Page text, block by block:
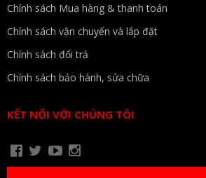
Chính sách Mua hàng & thanh toán
Chính sách vận chuyển và lắp đặt
Chính sách đổi trả
Chính sách bảo hành, sửa chữa
KẾT NỐI VỚI CHÚNG TÔI